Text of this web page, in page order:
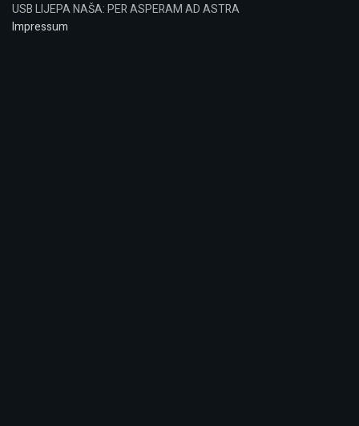
USB LIJEPA NAŠA: PER ASPERAM AD ASTRA
Impressum